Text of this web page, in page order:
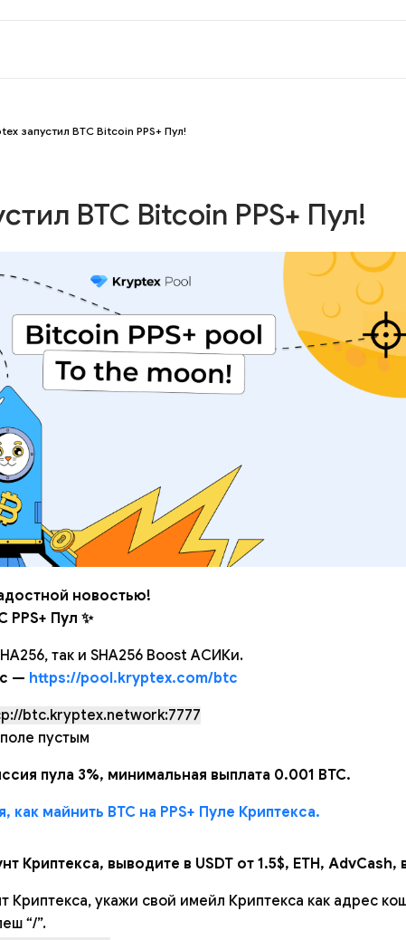
запустил BTC Bitcoin PPS+ Пул!
BTC Bitcoin PPS+ Пул!
новостью!
PPS+ Пул ✨
так и SHA256 Boost АСИКи.
— https://pool.kryptex.com/btc
btc.kryptex.network:7777
пустым
пула 3%, минимальная выплата 0.001 BTC.
как майнить BTC на PPS+ Пуле Криптекса.
Криптекса, выводите в USDT от 1.5$, ETH, AdvCash,
Криптекса, укажи свой имейл Криптекса как адрес
“/”.